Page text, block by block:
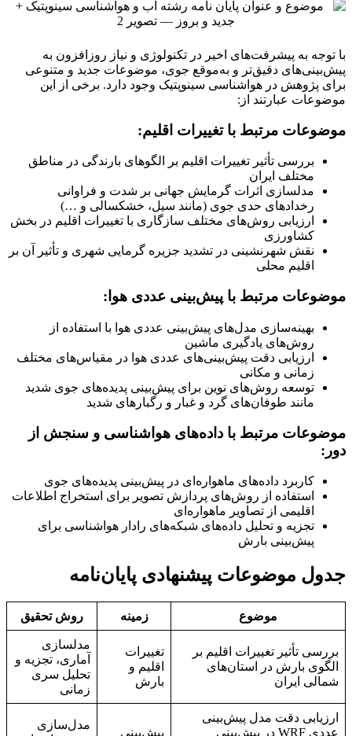
با توجه به پیشرفت‌های اخیر در تکنولوژی و نیاز روزافزون به
پیش‌بینی‌های دقیق‌تر و به‌موقع جوی، موضوعات جدید و متنوعی
برای پژوهش در هواشناسی سینوپتیک وجود دارد. برخی از این
موضوعات عبارتند از:
موضوعات مرتبط با تغییرات اقلیم:
بررسی تأثیر تغییرات اقلیم بر الگوهای بارندگی در مناطق
مختلف ایران
مدلسازی اثرات گرمایش جهانی بر شدت و فراوانی
رخدادهای حدی جوی (مانند سیل، خشکسالی و …)
ارزیابی روش‌های مختلف سازگاری با تغییرات اقلیم در بخش
کشاورزی
نقش شهرنشینی در تشدید جزیره گرمایی شهری و تأثیر آن بر
اقلیم محلی
موضوعات مرتبط با پیش‌بینی عددی هوا:
بهینه‌سازی مدل‌های پیش‌بینی عددی هوا با استفاده از
روش‌های یادگیری ماشین
ارزیابی دقت پیش‌بینی‌های عددی هوا در مقیاس‌های مختلف
زمانی و مکانی
توسعه روش‌های نوین برای پیش‌بینی پدیده‌های جوی شدید
مانند طوفان‌های گرد و غبار و رگبارهای شدید
موضوعات مرتبط با داده‌های هواشناسی و سنجش از
دور:
کاربرد داده‌های ماهواره‌ای در پیش‌بینی پدیده‌های جوی
استفاده از روش‌های پردازش تصویر برای استخراج اطلاعات
اقلیمی از تصاویر ماهواره‌ای
تجزیه و تحلیل داده‌های شبکه‌های رادار هواشناسی برای
پیش‌بینی بارش
جدول موضوعات پیشنهادی پایان‌نامه
موضوع زمینه روش تحقیق
بررسی تأثیر تغییرات اقلیم بر
الگوی بارش در استان‌های
شمالی ایران
تغییرات
اقلیم و
بارش
مدلسازی
آماری، تجزیه و
تحلیل سری
زمانی
ارزیابی دقت مدل پیش‌بینی
عددی WRF در پیش‌بینی
پیش‌بینی
مدل‌سازی